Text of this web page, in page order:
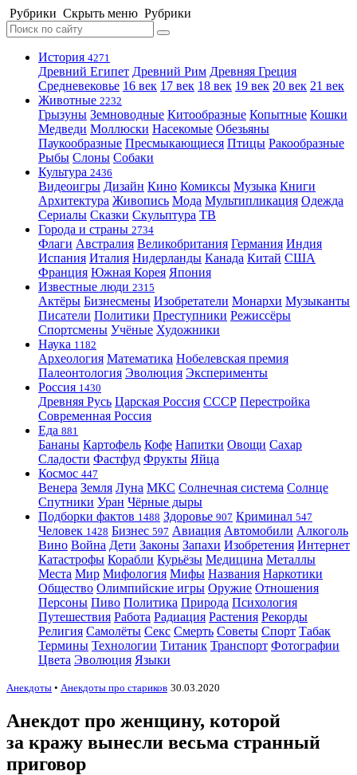
Рубрики Скрыть меню Рубрики
История 4271
Древний Египет Древний Рим Древняя Греция
Средневековье 16 век 17 век 18 век 19 век 20 век 21 век
Животные 2232
Грызуны Земноводные Китообразные Копытные Кошки
Медведи Моллюски Насекомые Обезьяны
Паукообразные Пресмыкающиеся Птицы Ракообразные
Рыбы Слоны Собаки
Культура 2436
Видеоигры Дизайн Кино Комиксы Музыка Книги
Архитектура Живопись Мода Мультипликация Одежда
Сериалы Сказки Скульптура ТВ
Города и страны 2734
Флаги Австралия Великобритания Германия Индия
Испания Италия Нидерланды Канада Китай США
Франция Южная Корея Япония
Известные люди 2315
Актёры Бизнесмены Изобретатели Монархи Музыканты
Писатели Политики Преступники Режиссёры
Спортсмены Учёные Художники
Наука 1182
Археология Математика Нобелевская премия
Палеонтология Эволюция Эксперименты
Россия 1430
Древняя Русь Царская Россия СССР Перестройка
Современная Россия
Еда 881
Бананы Картофель Кофе Напитки Овощи Сахар
Сладости Фастфуд Фрукты Яйца
Космос 447
Венера Земля Луна МКС Солнечная система Солнце
Спутники Уран Чёрные дыры
Подборки фактов 1488 Здоровье 907 Криминал 547
Человек 1428 Бизнес 597 Авиация Автомобили Алкоголь
Вино Война Дети Законы Запахи Изобретения Интернет
Катастрофы Корабли Курьёзы Медицина Металлы
Места Мир Мифология Мифы Названия Наркотики
Общество Олимпийские игры Оружие Отношения
Персоны Пиво Политика Природа Психология
Путешествия Работа Радиация Растения Рекорды
Религия Самолёты Секс Смерть Советы Спорт Табак
Термины Технологии Титаник Транспорт Фотографии
Цвета Эволюция Языки
Анекдоты • Анекдоты про стариков 30.03.2020
Анекдот про женщину, которой
за кражу вынесли весьма странный
приговор